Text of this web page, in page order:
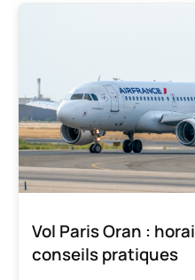
Vol Paris Oran :
conseils pratiques